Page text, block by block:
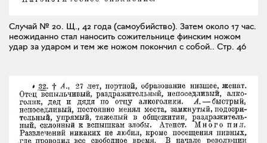
Случай № 20. Щ., 42 года (самоубийство). Затем около 17 час.
неожиданно стал наносить сожительнице финским ножом
удар за ударом и тем же ножом покончил с собой.. Стр. 46